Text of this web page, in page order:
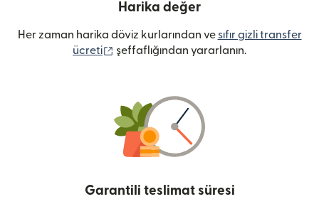
Harika değer
Her zaman harika döviz kurlarından ve sıfır gizli transfer
ücreti
(yeni pencerede açılır)
şeffaflığından yararlanın.
Garantili teslimat süresi